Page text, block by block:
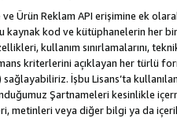
ve Ürün Reklam API erişimine ek
kod ve kütüphanelerin her
kullanım sınırlamalarını,
kriterlerini açıklayan her türlü
sağlayabiliriz. İşbu Lisans’ta
Şartnameleri kesinlikle
metinleri veya diğer bilgi ya da